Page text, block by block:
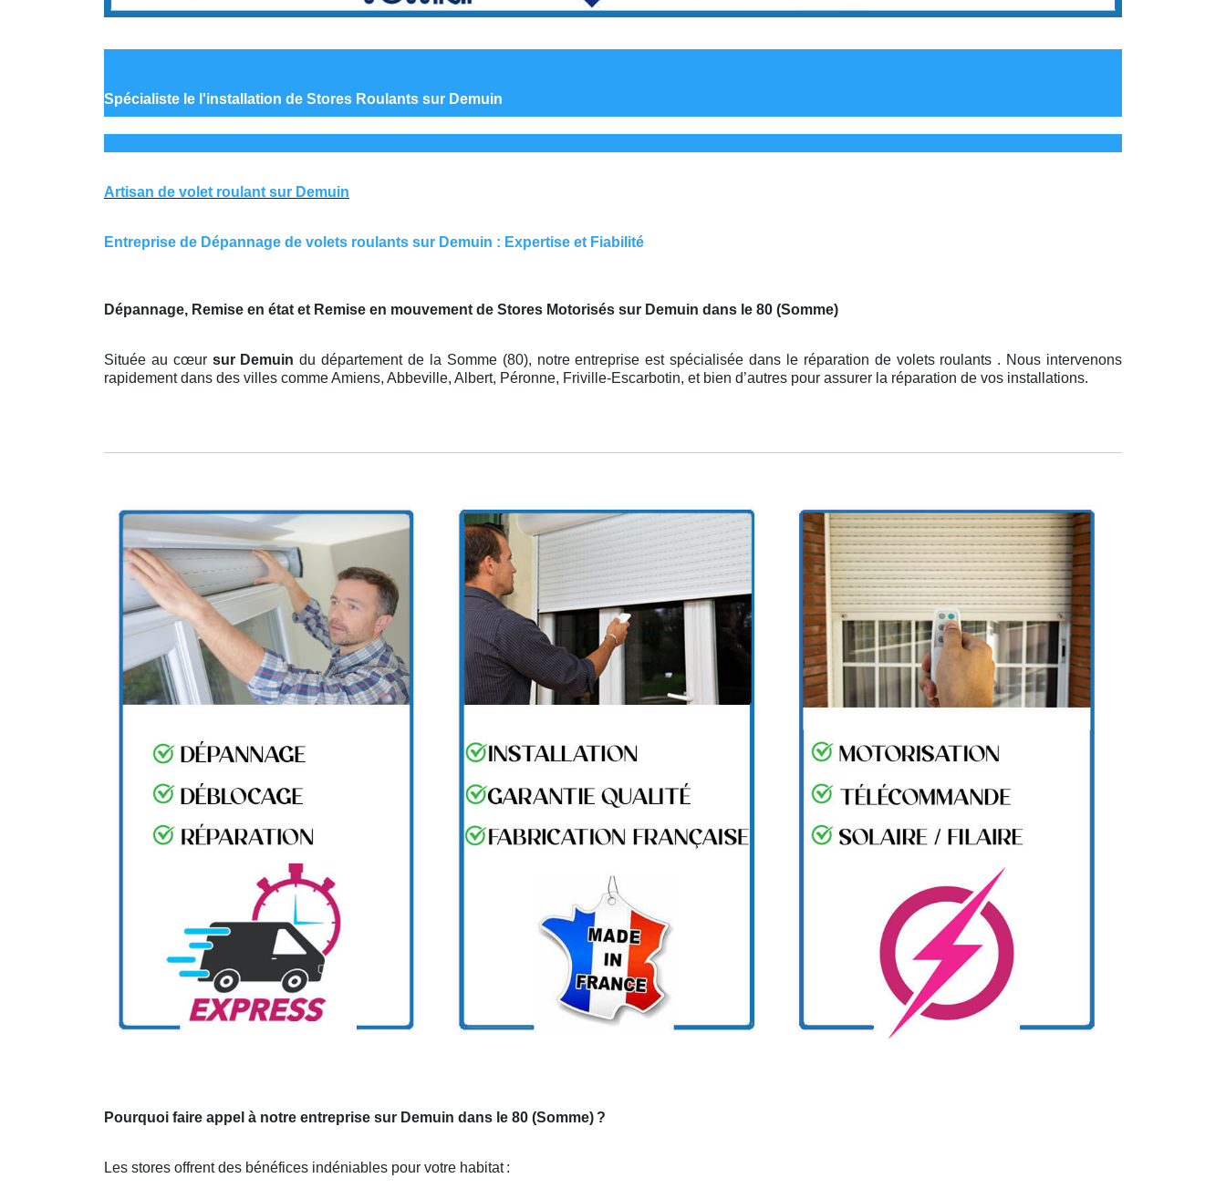
Spécialiste le l'installation de Stores Roulants sur Demuin
Artisan de volet roulant sur Demuin
Entreprise de Dépannage de volets roulants sur Demuin : Expertise et Fiabilité
Dépannage, Remise en état et Remise en mouvement de Stores Motorisés sur Demuin dans le 80 (Somme)
Située au cœur sur Demuindu département de la Somme (80), notre entreprise est spécialisée dans le réparation de volets roulants . Nous intervenons
rapidement dans des villes comme Amiens, Abbeville, Albert, Péronne, Friville-Escarbotin, et bien d’autres pour assurer la réparation de vos installations.
Pourquoi faire appel à notre entreprise sur Demuin dans le 80 (Somme) ?
Les stores offrent des bénéfices indéniables pour votre habitat :